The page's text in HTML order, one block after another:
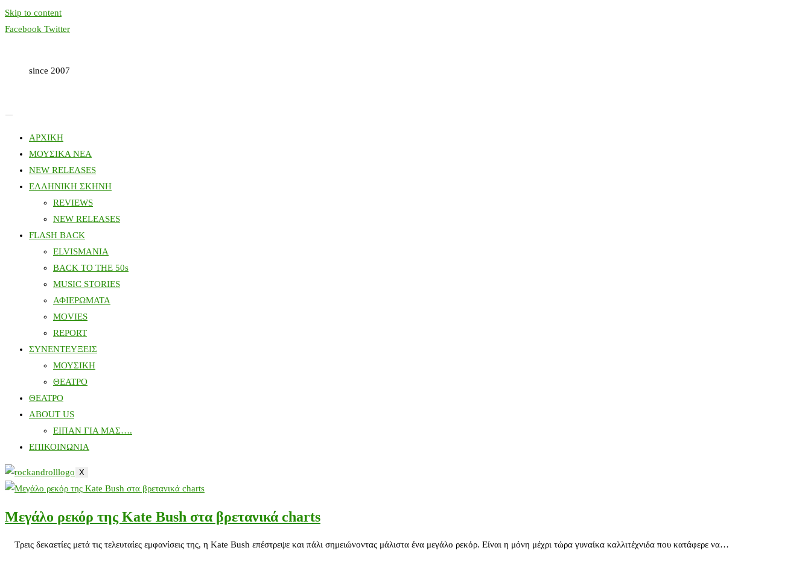
Skip to content
Facebook Twitter
since 2007
ΑΡΧΙΚΗ
ΜΟΥΣΙΚΑ ΝΕΑ
NEW RELEASES
ΕΛΛΗΝΙΚΗ ΣΚΗΝΗ
REVIEWS
NEW RELEASES
FLASH BACK
ELVISMANIA
BACK TO THE 50s
MUSIC STORIES
ΑΦΙΕΡΩΜΑΤΑ
MOVIES
REPORT
ΣΥΝΕΝΤΕΥΞΕΙΣ
ΜΟΥΣΙΚΗ
ΘΕΑΤΡΟ
ΘΕΑΤΡΟ
ABOUT US
ΕΙΠΑΝ ΓΙΑ ΜΑΣ….
ΕΠΙΚΟΙΝΩΝΙΑ
X
Μεγάλο ρεκόρ της Kate Bush στα βρετανικά charts
Τρεις δεκαετίες μετά τις τελευταίες εμφανίσεις της, η Kate Bush επέστρεψε και πάλι σημειώνοντας μάλιστα ένα μεγάλο ρεκόρ. Είναι η μόνη μέχρι τώρα γυναίκα καλλιτέχνιδα που κατάφερε να…